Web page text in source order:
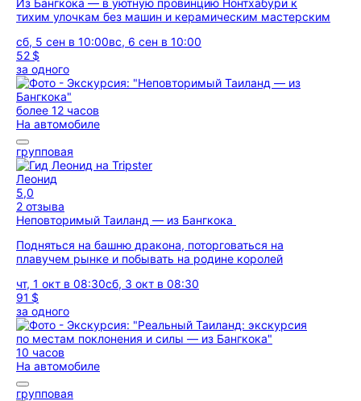
Из Бангкока — в уютную провинцию Нонтхабури к
тихим улочкам без машин и керамическим мастерским
сб, 5 сен в 10:00вс, 6 сен в 10:00
52 $
за одного
более 12 часов
На автомобиле
групповая
Леонид
5,0
2 отзыва
Неповторимый Таиланд — из Бангкока
Подняться на башню дракона, поторговаться на
плавучем рынке и побывать на родине королей
чт, 1 окт в 08:30сб, 3 окт в 08:30
91 $
за одного
10 часов
На автомобиле
групповая